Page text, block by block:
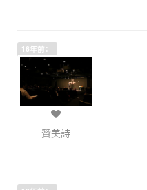
16年前：
贊美詩